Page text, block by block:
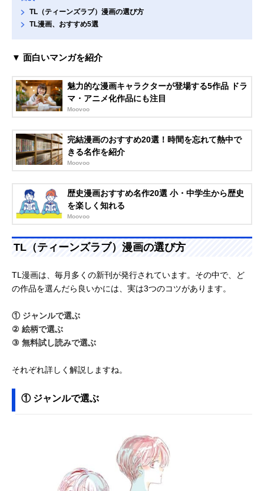
TL（ティーンズラブ）漫画の選び方
TL漫画、おすすめ5選
▼ 面白いマンガを紹介
魅力的な漫画キャラクターが登場する5作品 ドラ
マ・アニメ化作品にも注目
Moovoo
完結漫画のおすすめ20選！時間を忘れて熱中で
きる名作を紹介
Moovoo
歴史漫画おすすめ名作20選 小・中学生から歴史
を楽しく知れる
Moovoo
TL（ティーンズラブ）漫画の選び方
TL漫画は、毎月多くの新刊が発行されています。その中で、ど
の作品を選んだら良いかには、実は3つのコツがあります。
① ジャンルで選ぶ
② 絵柄で選ぶ
③ 無料試し読みで選ぶ
それぞれ詳しく解説しますね。
① ジャンルで選ぶ